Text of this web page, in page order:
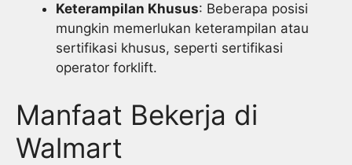
Keterampilan Khusus: Beberapa posisi
mungkin memerlukan keterampilan atau
sertifikasi khusus, seperti sertifikasi
operator forklift.
Manfaat Bekerja di
Walmart